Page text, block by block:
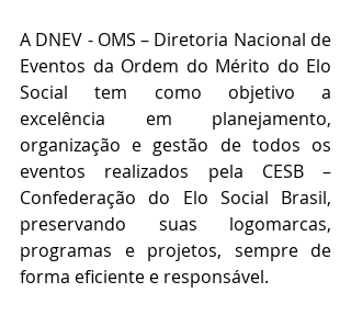
A DNEV - OMS – Diretoria Nacional de
Eventos da Ordem do Mérito do Elo
Social tem como objetivo a
excelência em planejamento,
organização e gestão de todos os
eventos realizados pela CESB –
Confederação do Elo Social Brasil,
preservando suas logomarcas,
programas e projetos, sempre de
forma eficiente e responsável.